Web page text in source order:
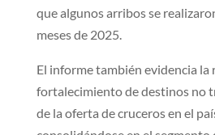
que algunos arribos se
meses de 2025.
El informe también evidencia la
fortalecimiento de destinos no
de la oferta de cruceros en el